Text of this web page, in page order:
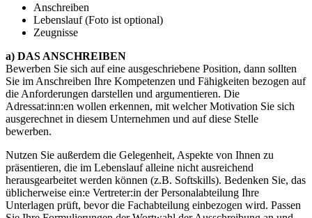
Anschreiben
Lebenslauf (Foto ist optional)
Zeugnisse
a) DAS ANSCHREIBEN
Bewerben Sie sich auf eine ausgeschriebene Position, dann sollten
Sie im Anschreiben Ihre Kompetenzen und Fähigkeiten bezogen auf
die Anforderungen darstellen und argumentieren. Die
Adressat:inn:en wollen erkennen, mit welcher Motivation Sie sich
ausgerechnet in diesem Unternehmen und auf diese Stelle
bewerben.
Nutzen Sie außerdem die Gelegenheit, Aspekte von Ihnen zu
präsentieren, die im Lebenslauf alleine nicht ausreichend
herausgearbeitet werden können (z.B. Softskills). Bedenken Sie, das
üblicherweise ein:e Vertreter:in der Personalabteilung Ihre
Unterlagen prüft, bevor die Fachabteilung einbezogen wird. Passen